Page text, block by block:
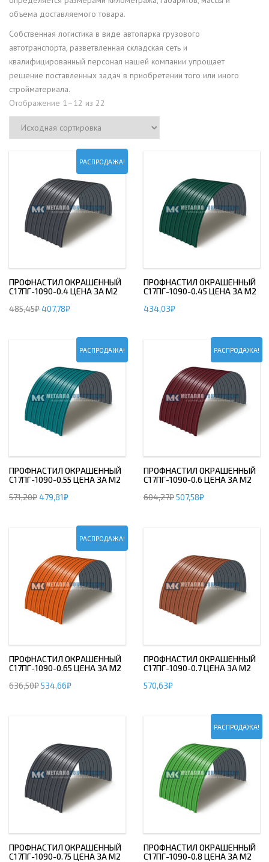
объема доставляемого товара.
Собственная логистика в виде автопарка грузового
автотранспорта, разветвленная складская сеть и
квалифицированный персонал нашей компании упрощает
решение поставленных задач в приобретении того или иного
стройматериала.
Отображение 1–12 из 22
РАСПРОДАЖА!
ПРОФНАСТИЛ ОКРАШЕННЫЙ
С17ПГ-1090-0.4 ЦЕНА ЗА М2
485,45₽407,78₽
ПРОФНАСТИЛ ОКРАШЕННЫЙ
С17ПГ-1090-0.45 ЦЕНА ЗА М2
434,03₽
РАСПРОДАЖА!
ПРОФНАСТИЛ ОКРАШЕННЫЙ
С17ПГ-1090-0.55 ЦЕНА ЗА М2
571,20₽479,81₽
РАСПРОДАЖА!
ПРОФНАСТИЛ ОКРАШЕННЫЙ
С17ПГ-1090-0.6 ЦЕНА ЗА М2
604,27₽507,58₽
РАСПРОДАЖА!
ПРОФНАСТИЛ ОКРАШЕННЫЙ
С17ПГ-1090-0.65 ЦЕНА ЗА М2
636,50₽534,66₽
ПРОФНАСТИЛ ОКРАШЕННЫЙ
С17ПГ-1090-0.7 ЦЕНА ЗА М2
570,63₽
ПРОФНАСТИЛ ОКРАШЕННЫЙ
С17ПГ-1090-0.75 ЦЕНА ЗА М2
РАСПРОДАЖА!
ПРОФНАСТИЛ ОКРАШЕННЫЙ
С17ПГ-1090-0.8 ЦЕНА ЗА М2